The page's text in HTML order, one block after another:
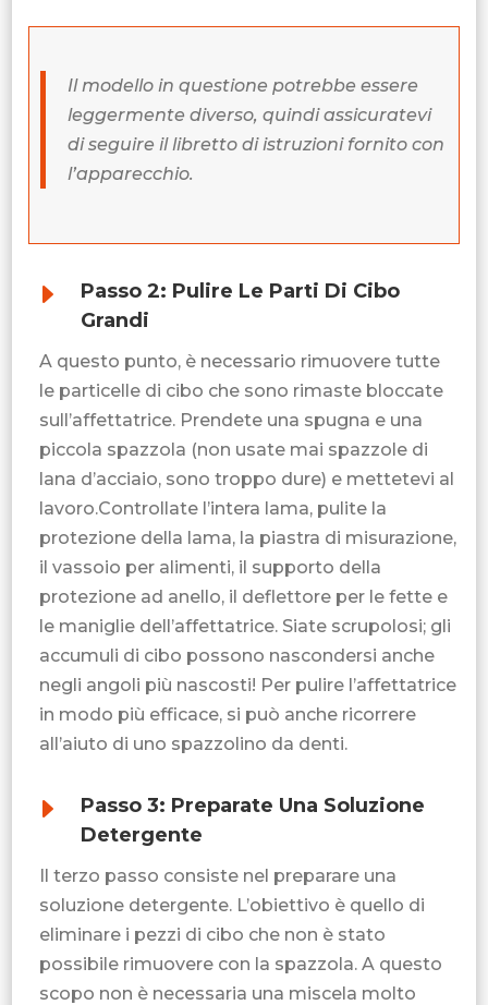
Il modello in questione potrebbe essere
leggermente diverso, quindi assicuratevi
di seguire il libretto di istruzioni fornito con
l’apparecchio.
E
Passo 2: Pulire Le Parti Di Cibo
Grandi
A questo punto, è necessario rimuovere tutte
le particelle di cibo che sono rimaste bloccate
sull’affettatrice. Prendete una spugna e una
piccola spazzola (non usate mai spazzole di
lana d’acciaio, sono troppo dure) e mettetevi al
lavoro.Controllate l’intera lama, pulite la
protezione della lama, la piastra di misurazione,
il vassoio per alimenti, il supporto della
protezione ad anello, il deflettore per le fette e
le maniglie dell’affettatrice. Siate scrupolosi; gli
accumuli di cibo possono nascondersi anche
negli angoli più nascosti! Per pulire l’affettatrice
in modo più efficace, si può anche ricorrere
all’aiuto di uno spazzolino da denti.
E
Passo 3: Preparate Una Soluzione
Detergente
Il terzo passo consiste nel preparare una
soluzione detergente. L’obiettivo è quello di
eliminare i pezzi di cibo che non è stato
possibile rimuovere con la spazzola. A questo
scopo non è necessaria una miscela molto